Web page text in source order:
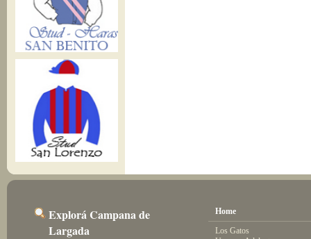
Explorá Campana de
Largada
Home
Los Gatos